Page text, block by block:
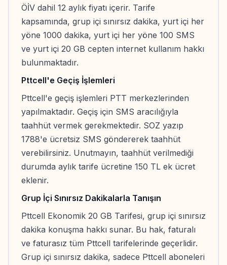
ÖİV dahil 12 aylık fiyatı içerir. Tarife
kapsamında, grup içi sınırsız dakika, yurt içi her
yöne 1000 dakika, yurt içi her yöne 100 SMS
ve yurt içi 20 GB cepten internet kullanım hakkı
bulunmaktadır.
Pttcell'e Geçiş İşlemleri
Pttcell'e geçiş işlemleri PTT merkezlerinden
yapılmaktadır. Geçiş için SMS aracılığıyla
taahhüt vermek gerekmektedir. SOZ yazıp
1788'e ücretsiz SMS göndererek taahhüt
verebilirsiniz. Unutmayın, taahhüt verilmediği
durumda aylık tarife ücretine 150 TL ek ücret
eklenir.
Grup İçi Sınırsız Dakikalarla Tanışın
Pttcell Ekonomik 20 GB Tarifesi, grup içi sınırsız
dakika konuşma hakkı sunar. Bu hak, faturalı
ve faturasız tüm Pttcell tarifelerinde geçerlidir.
Grup içi sınırsız dakika, sadece Pttcell aboneleri